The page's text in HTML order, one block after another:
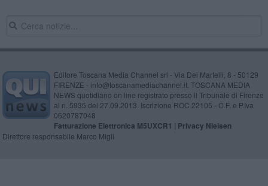
Editore Toscana Media Channel srl - Via Dei Martelli, 8 - 50129
FIRENZE - info@toscanamediachannel.it. TOSCANA MEDIA
NEWS quotidiano on line registrato presso il Tribunale di Firenze
al n. 5935 del 27.09.2013. Iscrizione ROC 22105 - C.F. e P.Iva
0620787048
Fatturazione Elettronica M5UXCR1 | Privacy Nielsen
Direttore responsabile Marco Migli